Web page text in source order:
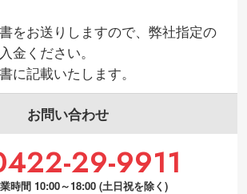
をお送りしますので、弊社指定の
金ください。
に記載いたします。
お問い合わせ
29-9911
時間 10:00～18:00 (土日祝を除く)